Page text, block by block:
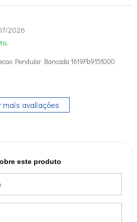
2026
Pendular Bancada 1619Pb9151000
mais avaliações
este produto